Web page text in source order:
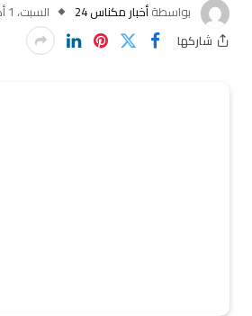
بواسطةأخبار مكناس 24 السبت، 1 أكتوبر 2022
شاركها